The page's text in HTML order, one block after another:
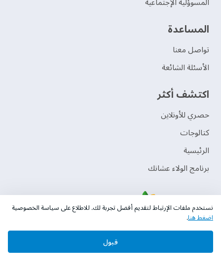
‫المساعدة‬
تواصل معنا
الأسئلة الشائعة
اكتشف أكثر
حصري للأونلاين
‫كتالوجات‬
الرئيسية
برنامج الولاء عشانك
حقوق النشر © 2026 دهانات الجزيرة
نستخدم ملفات الإرتباط لتقديم أفضل تجربة لك. للاطلاع على سياسة الخصوصية
اضغط هنا.
قبول